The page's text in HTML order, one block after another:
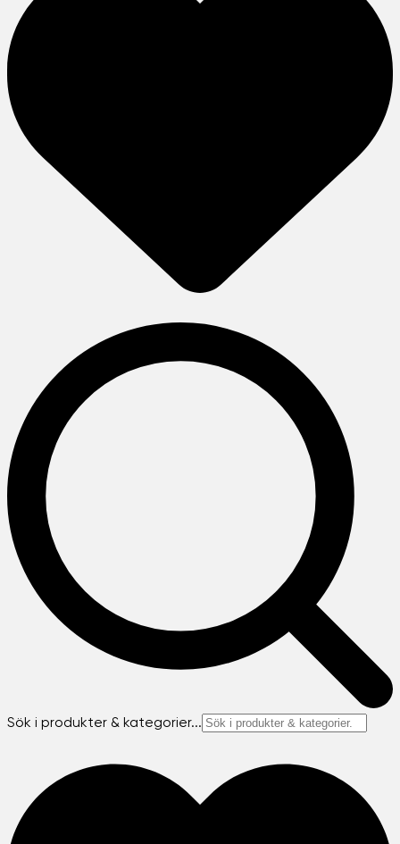
Sök i produkter & kategorier...